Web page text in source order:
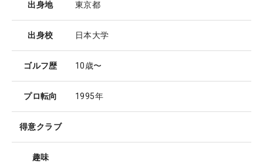
出身地 東京都
出身校 日本大学
ゴルフ歴 10歳〜
プロ転向 1995年
得意クラブ
趣味